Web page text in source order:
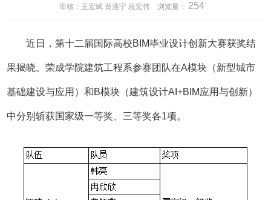
审核：王宏斌 黄浩宇 段宏伟
浏览量： 254
近日，第十二届国际高校BIM毕业设计创新大赛获奖结
果揭晓。荣成学院建筑工程系参赛团队在A模块（新型城市
基础建设与应用）和B模块（建筑设计AI+BIM应用与创新）
中分别斩获国家级一等奖、三等奖各1项。